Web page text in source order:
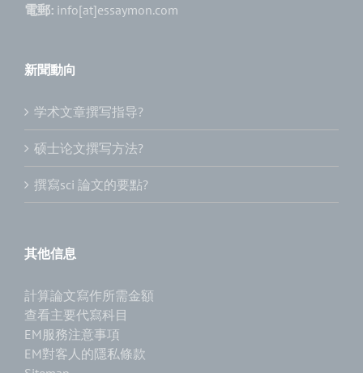
電郵: info[at]essaymon.com
新聞動向
学术文章撰写指导?
硕士论文撰写方法?
撰寫sci 論文的要點?
其他信息
計算論文寫作所需金額
查看主要代寫科目
EM服務注意事項
EM對客人的隱私條款